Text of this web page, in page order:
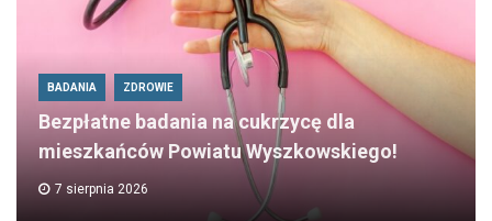
BADANIA ZDROWIE
Bezpłatne badania na cukrzycę dla
mieszkańców Powiatu Wyszkowskiego!
7 sierpnia 2026